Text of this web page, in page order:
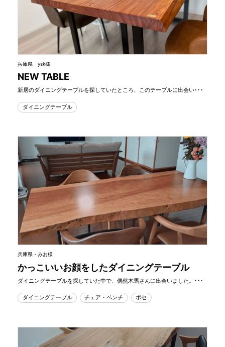
兵庫県 ysk様
NEW TABLE
新居のダイニングテーブルを探していたところ、このテーブルに出会い･･･
ダイニングテーブル
兵庫県・みお様
かっこいいお顔をしたダイニングテーブル
ダイニングテーブルを探していた中で、偶然木馬さんに出会いました。･･･
ダイニングテーブル チェア・ベンチ ボセ